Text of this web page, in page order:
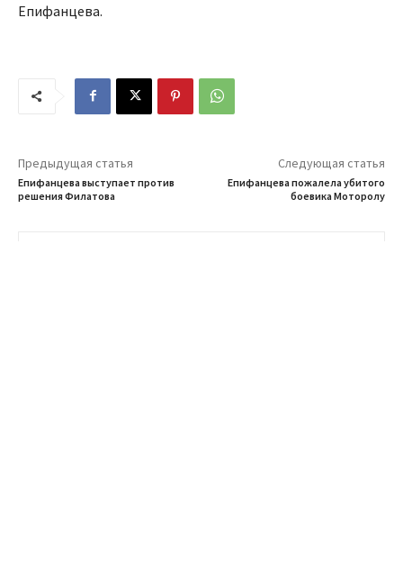
Епифанцева.
Предыдущая статья
Епифанцева выступает против
решения Филатова
Следующая статья
Епифанцева пожалела убитого
боевика Моторолу